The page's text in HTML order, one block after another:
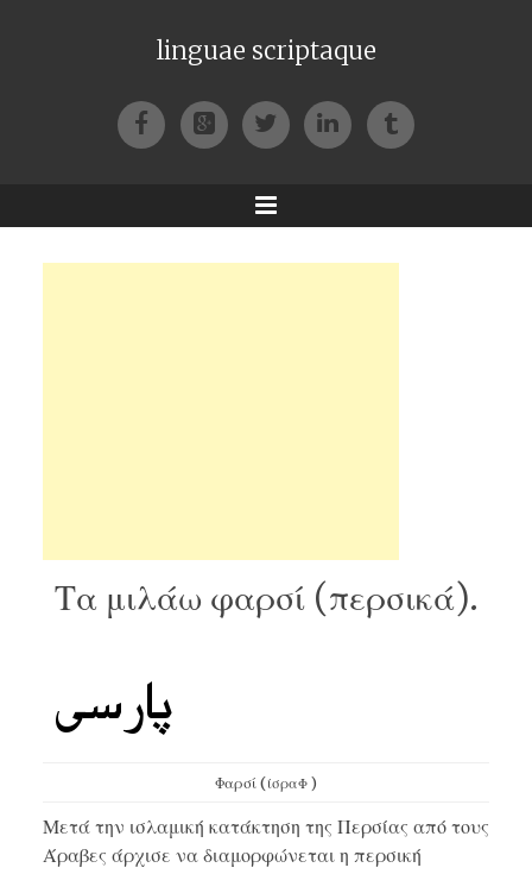
linguae scriptaque
FacebookGoogle+TwitterLinkedIn
Tumblr
Menu
Τα μιλάω φαρσί (περσικά).
Φαρσί (ίσραΦ )
Μετά την ισλαμική κατάκτηση της Περσίας από τους
Άραβες άρχισε να διαμορφώνεται η περσική